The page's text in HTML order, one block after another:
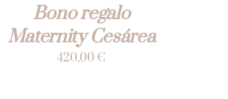
Bono regalo
Maternity Cesárea
420,00 €